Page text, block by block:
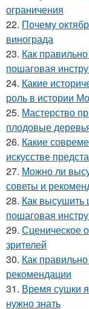
ограничения
22. Почему
винограда
23. Как
пошаговая
24. Какие
роль в истории
25. Мастерство
плодовые
26. Какие
искусстве
27. Можно ли
советы и
28. Как высушить
пошаговая
29. Сценическое
зрителей
30. Как
рекомендации
31. Время сушки
нужно знать